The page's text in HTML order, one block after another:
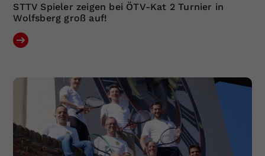
STTV Spieler zeigen bei ÖTV-Kat 2 Turnier in
Wolfsberg groß auf!